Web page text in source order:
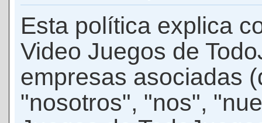
Esta política explica
Video Juegos de
empresas asociadas
"nosotros", "nos",